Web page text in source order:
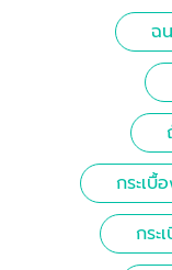
ฉ
กระเ
กระ